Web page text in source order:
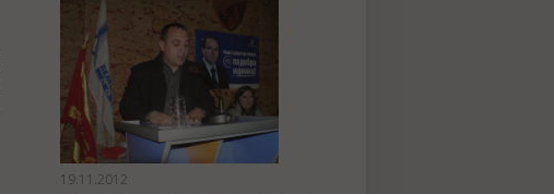
19.11.2012